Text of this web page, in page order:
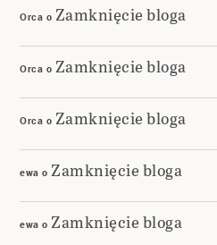
Orca o Zamknięcie bloga
Orca o Zamknięcie bloga
Orca o Zamknięcie bloga
ewa o Zamknięcie bloga
ewa o Zamknięcie bloga